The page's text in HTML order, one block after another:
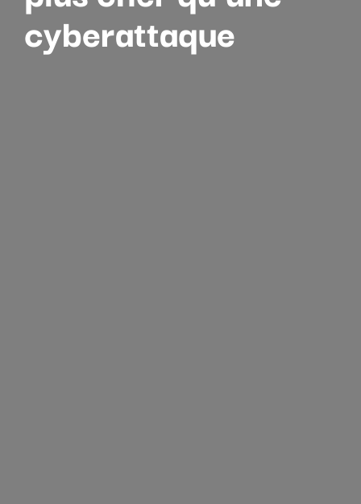
cyberattaque